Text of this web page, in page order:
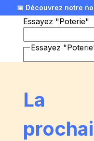
📅 Découvrez notre
🎄 Offrez une
Essayez "Poterie"
Essayez
La